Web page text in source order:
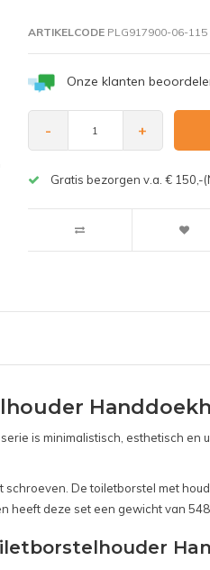
ARTIKELCODEPLG917900-06-115
Onze klanten
- +
Gratis bezorgen v.a. € 150,-
is minimalistisch, esthetisch
De toiletborstel met
heeft deze set een gewicht van